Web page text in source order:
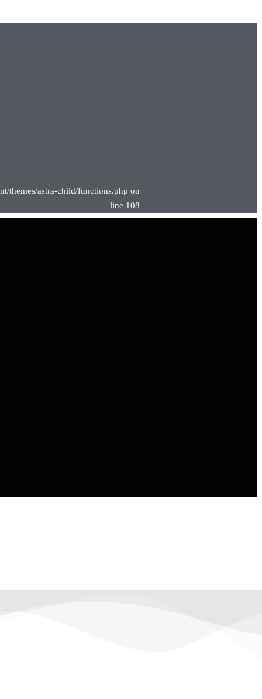
themes/astra-child/functions.php on
line 108